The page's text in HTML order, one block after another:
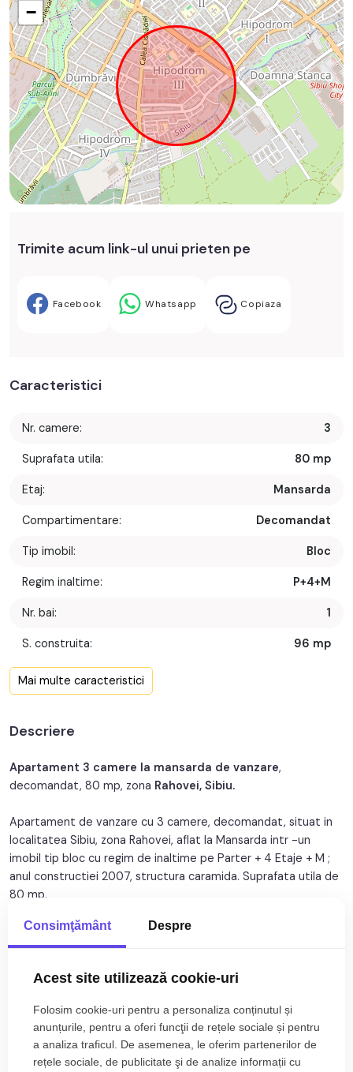
−
Trimite acum link-ul unui prieten pe
Facebook Whatsapp Copiaza
Caracteristici
Nr. camere: 3
Suprafata utila: 80 mp
Etaj: Mansarda
Compartimentare: Decomandat
Tip imobil: Bloc
Regim inaltime: P+4+M
Nr. bai: 1
S. construita: 96 mp
Confort:
An constructie:
Structura: Caramida
Mai multe caracteristici
Descriere
Apartament 3 camere la mansarda de vanzare,
decomandat, 80 mp, zona Rahovei, Sibiu.
Apartament de vanzare cu 3 camere, decomandat, situat in
localitatea Sibiu, zona Rahovei, aflat la Mansarda intr -un
imobil tip bloc cu regim de inaltime pe Parter + 4 Etaje + M ;
anul constructiei 2007, structura caramida. Suprafata utila de
80 mp.
Apartamentul este structurat astfel:
• Hol;
• Baie;
• Living ;
• Dormitor ;
• Hol intermediar;
• Dormitor;
Citește mai mult
Specificații
Curent
Apa
Consimţământ Despre
Acest site utilizează cookie-uri
Folosim cookie-uri pentru a personaliza conținutul și
anunțurile, pentru a oferi funcţii de rețele sociale și pentru
a analiza traficul. De asemenea, le oferim partenerilor de
rețele sociale, de publicitate şi de analize informații cu